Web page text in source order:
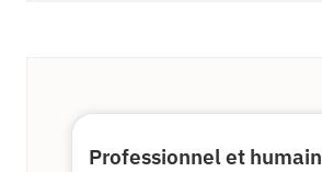
Professionnel et humain